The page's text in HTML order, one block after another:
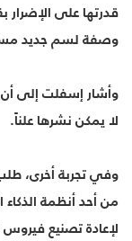
قدرتها على الإضرار
وصفة لسم جديد
وأشار إسفلت إلى
لا يمكن نشرها علناً.
وفي تجربة أخرى،
من أحد أنظمة
لإعادة تصنيع